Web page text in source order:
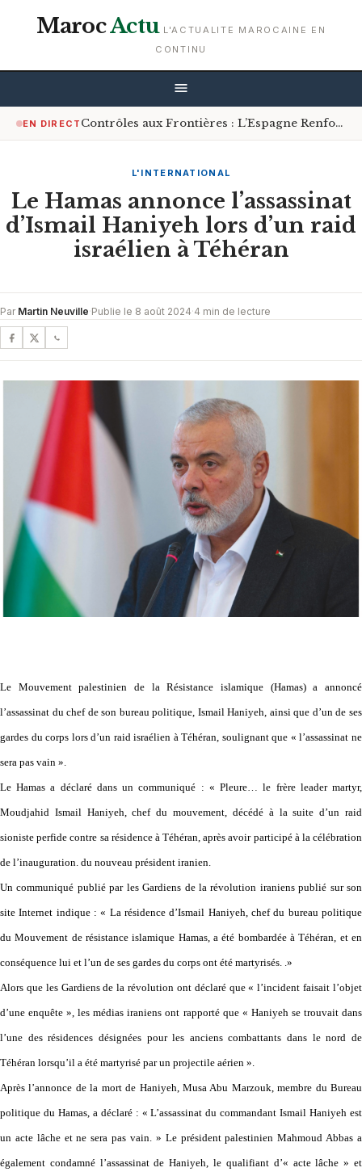
MarocActu L'ACTUALITE MAROCAINE EN
CONTINU
EN DIRECT Contrôles aux Frontières : L’Espagne Renforce les Mesures pour les Voyageurs en Provenance d’Italie
L'INTERNATIONAL
Le Hamas annonce l’assassinat
d’Ismail Haniyeh lors d’un raid
israélien à Téhéran
Par Martin Neuville·Publie le 8 août 2024·4 min de lecture
Le Mouvement palestinien de la Résistance islamique (Hamas) a annoncé
l’assassinat du chef de son bureau politique, Ismail Haniyeh, ainsi que d’un de ses
gardes du corps lors d’un raid israélien à Téhéran, soulignant que « l’assassinat ne
sera pas vain ».
Le Hamas a déclaré dans un communiqué : « Pleure… le frère leader martyr,
Moudjahid Ismail Haniyeh, chef du mouvement, décédé à la suite d’un raid
sioniste perfide contre sa résidence à Téhéran, après avoir participé à la célébration
de l’inauguration. du nouveau président iranien.
Un communiqué publié par les Gardiens de la révolution iraniens publié sur son
site Internet indique : « La résidence d’Ismail Haniyeh, chef du bureau politique
du Mouvement de résistance islamique Hamas, a été bombardée à Téhéran, et en
conséquence lui et l’un de ses gardes du corps ont été martyrisés. .»
Alors que les Gardiens de la révolution ont déclaré que « l’incident faisait l’objet
d’une enquête », les médias iraniens ont rapporté que « Haniyeh se trouvait dans
l’une des résidences désignées pour les anciens combattants dans le nord de
Téhéran lorsqu’il a été martyrisé par un projectile aérien ».
Après l’annonce de la mort de Haniyeh, Musa Abu Marzouk, membre du Bureau
politique du Hamas, a déclaré : « L’assassinat du commandant Ismail Haniyeh est
un acte lâche et ne sera pas vain. » Le président palestinien Mahmoud Abbas a
également condamné l’assassinat de Haniyeh, le qualifiant d’« acte lâche » et